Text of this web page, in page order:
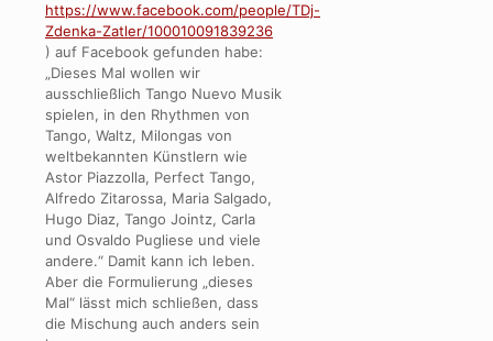
https://www.facebook.com/people/TDj-
Zdenka-Zatler/100010091839236
) auf Facebook gefunden habe:
„Dieses Mal wollen wir
ausschließlich Tango Nuevo Musik
spielen, in den Rhythmen von
Tango, Waltz, Milongas von
weltbekannten Künstlern wie
Astor Piazzolla, Perfect Tango,
Alfredo Zitarossa, Maria Salgado,
Hugo Diaz, Tango Jointz, Carla
und Osvaldo Pugliese und viele
andere.“ Damit kann ich leben.
Aber die Formulierung „dieses
Mal“ lässt mich schließen, dass
die Mischung auch anders sein